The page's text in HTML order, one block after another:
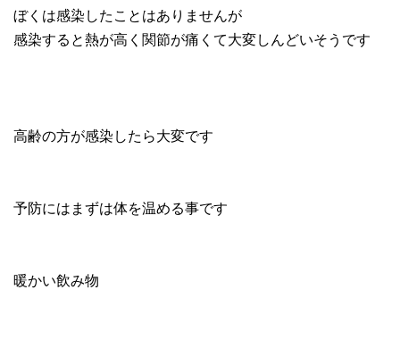
ぼくは感染したことはありませんが
感染すると熱が高く関節が痛くて大変しんどいそうです
高齢の方が感染したら大変です
予防にはまずは体を温める事です
暖かい飲み物